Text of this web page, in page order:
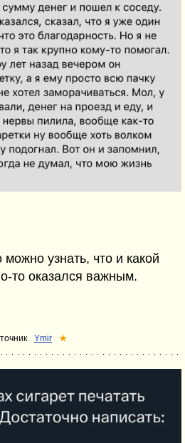
узнать, что и какой
то оказался важным.
Ymir ★